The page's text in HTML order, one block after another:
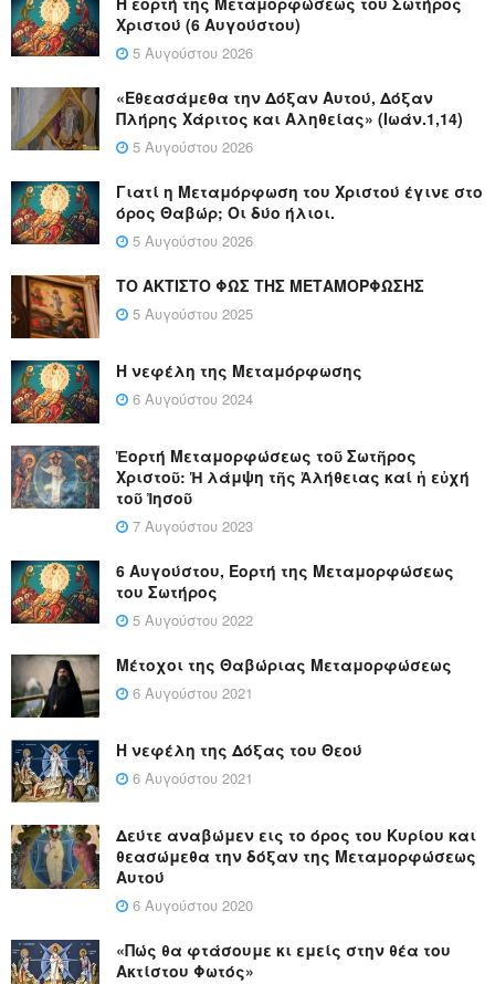
Χριστού (6 Αυγούστου)
5 Αυγούστου 2026
«Εθεασάμεθα την Δόξαν Αυτού, Δόξαν
Πλήρης Χάριτος και Αληθείας» (Ιωάν.1,14)
5 Αυγούστου 2026
Γιατί η Μεταμόρφωση του Χριστού έγινε στο
όρος Θαβώρ; Οι δύο ήλιοι.
5 Αυγούστου 2026
ΤΟ ΑΚΤΙΣΤΟ ΦΩΣ ΤΗΣ ΜΕΤΑΜΟΡΦΩΣΗΣ
5 Αυγούστου 2025
Η νεφέλη της Μεταμόρφωσης
6 Αυγούστου 2024
Ἑορτή Μεταμορφώσεως τοῦ Σωτῆρος
Χριστοῦ: Ἡ λάμψη τῆς Ἀλήθειας καί ἡ εὐχή
τοῦ Ἰησοῦ
7 Αυγούστου 2023
6 Αυγούστου, Εορτή της Μεταμορφώσεως
του Σωτήρος
5 Αυγούστου 2022
Μέτοχοι της Θαβώριας Μεταμορφώσεως
6 Αυγούστου 2021
Η νεφέλη της Δόξας του Θεού
6 Αυγούστου 2021
Δεύτε αναβώμεν εις το όρος του Κυρίου και
θεασώμεθα την δόξαν της Μεταμορφώσεως
Αυτού
6 Αυγούστου 2020
«Πώς θα φτάσουμε κι εμείς στην θέα του
Ακτίστου Φωτός»